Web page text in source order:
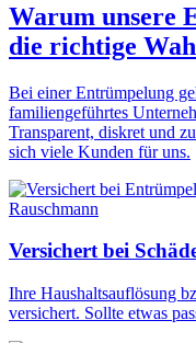
Warum unsere
die richtige
Bei einer Entrümpelung
familiengeführtes
Transparent, diskret und
sich viele Kunden für uns.
Versichert bei
Ihre Haushaltsauflösung
versichert. Sollte etwas